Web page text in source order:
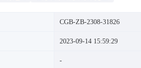
CGB-ZB-2308-31826
2023-09-14 15:59:29